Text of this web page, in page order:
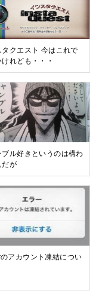
タクエスト 今はこれで
けれども・・・
ブル好きというのは構わ
だが
アカウント凍結につい